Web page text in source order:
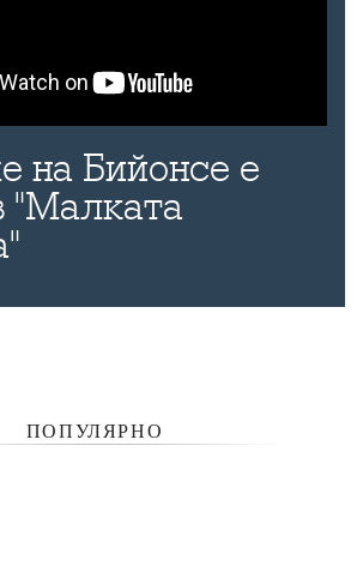
на Бийонсе е
"Малката
ПОПУЛЯРНО